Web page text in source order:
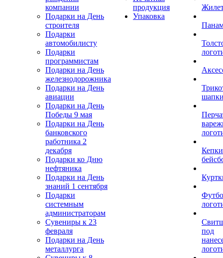
компании
Подарки на День
строителя
Подарки
автомобилисту
Подарки
программистам
Подарки на День
железнодорожника
Подарки на День
авиации
Подарки на День
Победы 9 мая
Подарки на День
банковского
работника 2
декабря
Подарки ко Дню
нефтяника
Подарки на День
знаний 1 сентября
Подарки
системным
администраторам
Сувениры к 23
февраля
Подарки на День
металлурга
продукция
Упаковка
под